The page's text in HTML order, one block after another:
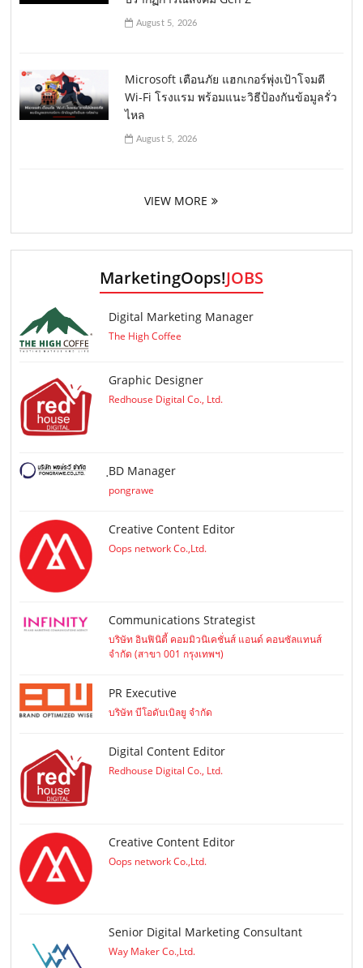
August 5, 2026
Microsoft เตือนภัย แฮกเกอร์พุ่งเป้าโจมตี
Wi-Fi โรงแรม พร้อมแนะวิธีป้องกันข้อมูลรั่ว
ไหล
August 5, 2026
VIEW MORE
MarketingOops!JOBS
Digital Marketing Manager
The High Coffee
Graphic Designer
Redhouse Digital Co., Ltd.
ฺBD Manager
pongrawe
Creative Content Editor
Oops network Co.,Ltd.
Communications Strategist
บริษัท อินฟินิตี้ คอมมิวนิเคชั่นส์ แอนด์ คอนซัลแทนส์
จำกัด (สาขา 001 กรุงเทพฯ)
PR Executive
บริษัท บีโอดับเบิลยู จำกัด
Digital Content Editor
Redhouse Digital Co., Ltd.
Creative Content Editor
Oops network Co.,Ltd.
Senior Digital Marketing Consultant
Way Maker Co.,Ltd.